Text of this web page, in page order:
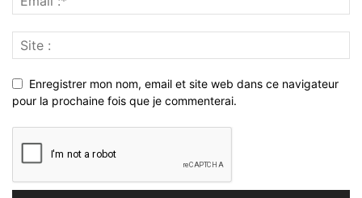
Enregistrer mon nom, email et site web dans ce navigateur
pour la prochaine fois que je commenterai.